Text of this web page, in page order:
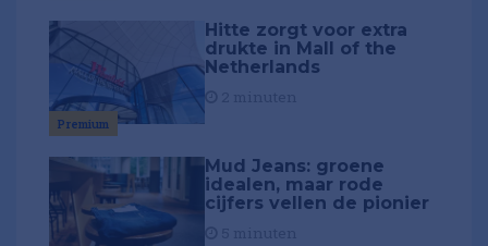
Premium
Hitte zorgt voor extra
drukte in Mall of the
Netherlands
Mud Jeans: groene
idealen, maar rode
cijfers vellen de pionier